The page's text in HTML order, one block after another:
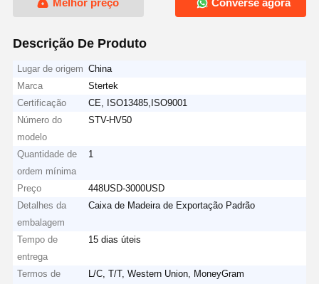
Melhor preço Converse agora
Descrição De Produto
Lugar de origem China
Marca
Stertek
Certificação
CE, ISO13485,ISO9001
Número do
modelo
STV-HV50
Quantidade de
ordem mínima
1
Preço
448USD-3000USD
Detalhes da
embalagem
Caixa de Madeira de Exportação Padrão
Tempo de
entrega
15 dias úteis
Termos de
L/C, T/T, Western Union, MoneyGram